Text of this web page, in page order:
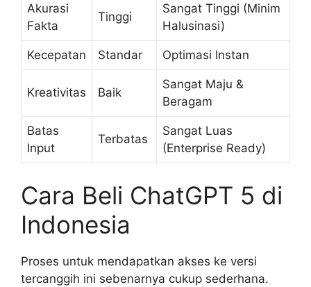
Akurasi
Fakta
Tinggi
Sangat Tinggi (Minim
Halusinasi)
Kecepatan Standar Optimasi Instan
Kreativitas Baik
Sangat Maju &
Beragam
Batas
Input
Terbatas
Sangat Luas
(Enterprise Ready)
Cara Beli ChatGPT 5 di
Indonesia
Proses untuk mendapatkan akses ke versi
tercanggih ini sebenarnya cukup sederhana.